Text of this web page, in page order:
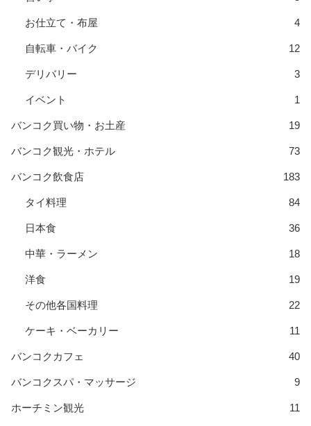
お仕立て・布屋 4
自転車・バイク 12
デリバリー 3
イベント 1
バンコク買い物・お土産 19
バンコク観光・ホテル 73
バンコク飲食店 183
タイ料理 84
日本食 36
中華・ラーメン 18
洋食 19
その他各国料理 22
ケーキ・ベーカリー 11
バンコクカフェ 40
バンコクスパ・マッサージ 9
ホーチミン観光 11